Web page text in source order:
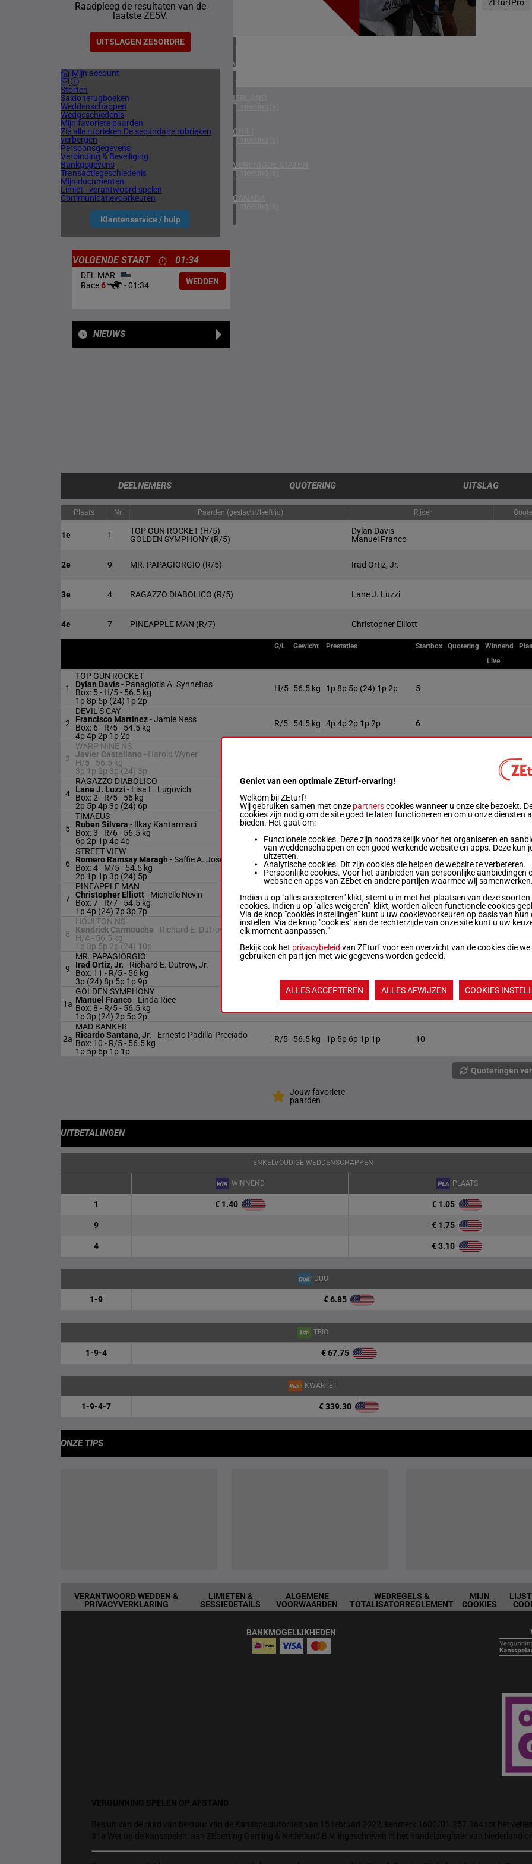
Raadpleeg de resultaten van de
laatste ZE5V.
UITSLAGEN ZE5ORDRE
Mijn account
Storten
Saldo terugboeken
Weddenschappen
Wedgeschiedenis
Mijn favoriete paarden
Zie alle rubrieken De secundaire rubrieken
verbergen
Persoonsgegevens
Verbinding & Beveiliging
Bankgegevens
Transactiegeschiedenis
Mijn documenten
Limiet - verantwoord spelen
Communicatievoorkeuren
Klantenservice / hulp
1 meeting(s)
VERENIGD KONINKRIJK
5 meeting(s)
IERLAND
2 meeting(s)
CHILI
1 meeting(s)
VERENIGDE STATEN
4 meeting(s)
CANADA
1 meeting(s)
ZEturfPro
VOLGENDE START 01:34
DEL MAR
Race6 -01:34 WEDDEN
NIEUWS
DEELNEMERS QUOTERING UITSLAG
Plaats Nr. Paarden (geslacht/leeftijd) Rijder
1e 1 TOP GUN ROCKET (H/5)
GOLDEN SYMPHONY (R/5)
Dylan Davis
Manuel Franco
2e 9 MR. PAPAGIORGIO (R/5) Irad Ortiz, Jr.
3e 4 RAGAZZO DIABOLICO (R/5) Lane J. Luzzi
4e 7 PINEAPPLE MAN (R/7) Christopher Elliott
G/L Gewicht Prestaties Startbox Quotering Winnend
Live
1
TOP GUN ROCKET
Dylan Davis- Panagiotis A. Synnefias
Box: 5 - H/5 - 56.5 kg
1p 8p 5p (24) 1p 2p
H/5 56.5 kg 1p 8p 5p (24) 1p 2p 5
2
DEVIL'S CAY
Francisco Martinez-Jamie Ness
Box: 6 - R/5 - 54.5 kg
4p 4p 2p 1p 2p
R/5 54.5 kg 4p 4p 2p 1p 2p 6
3
WARP NINE NS
Javier Castellano - Harold Wyner
H/5 - 56.5 kg
3p 1p 2p 3p (24) 3p
4
RAGAZZO DIABOLICO
Lane J. Luzzi - Lisa L. Lugovich
Box: 2 - R/5 - 56 kg
2p 5p 4p 3p (24) 6p
R/5 56 kg
5
TIMAEUS
Ruben Silvera - Ilkay Kantarmaci
Box: 3 - R/6 - 56.5 kg
6p 2p 1p 4p 4p
R/6 56.5 kg
6
STREET VIEW
Romero Ramsay Maragh -Saffie A. Joseph, Jr.
Box: 4 - M/5 - 54.5 kg
2p 1p 1p 3p (24) 5p
M/5 54.5 kg 2p 1p 1p 3p (24) 5p 4
7
PINEAPPLE MAN
Christopher Elliott- Michelle Nevin
Box: 7 - R/7 - 54.5 kg
1p 4p (24) 7p 3p 7p
R/7 54.5 kg 1p 4p (24) 7p 3p 7p 7
8
HOULTON NS
Kendrick Carmouche - Richard E. Dutrow, Jr.
H/4 - 56.5 kg
1p 3p 5p 2p (24) 10p
H/4 56.5 kg 1p 3p 5p 2p (24) 10p
9
MR. PAPAGIORGIO
Irad Ortiz, Jr. - Richard E. Dutrow, Jr.
Box: 11 - R/5 - 56 kg
3p (24) 8p 5p 1p 9p
1a
GOLDEN SYMPHONY
Manuel Franco- Linda Rice
Box: 8 - R/5 - 56.5 kg
1p 3p (24) 2p 5p 2p
2a
MAD BANKER
Ricardo Santana, Jr. - Ernesto Padilla-Preciado
Box: 10 - R/5 - 56.5 kg
1p 5p 6p 1p 1p
R/5 56.5 kg 1p 5p 6p 1p 1p 10
Quoteringen
Jouw favoriete
paarden
UITBETALINGEN
ENKELVOUDIGE WEDDENSCHAPPEN
WINNEND PLAATS
1 € 1.40 € 1.05
9 € 1.75
4 € 3.10
DUO
1-9 € 6.85
TRIO
1-9-4 € 67.75
KWARTET
1-9-4-7 € 339.30
ONZE TIPS
VERANTWOORD WEDDEN &
PRIVACYVERKLARING
LIMIETEN &
SESSIEDETAILS
ALGEMENE
VOORWAARDEN
WEDREGELS &
TOTALISATORREGLEMENT
MIJN
COOKIES
BANKMOGELIJKHEDEN
VERGUNNING SPELEN OP AFSTAND
Besluit van de raad van bestuur van de Kansspelautoriteit van 15 februari 2022, kenmerk 1600/01.257.364 tot het
31a Wet op de kansspelen, aan ZEbetting Gaming & Nederland B.V. ingeschreven in het handelsregister van Nederland
Geniet van een optimale ZEturf-ervaring!
Welkom bij ZEturf!
Wij gebruiken samen met onze partnerscookies wanneer u onze site bezoekt.
cookies zijn nodig om de site goed te laten functioneren en om u onze diensten
bieden. Het gaat om:
Functionele cookies. Deze zijn noodzakelijk voor het organiseren en
van weddenschappen en een goed werkende website en apps. Deze kun
uitzetten.
Analytische cookies. Dit zijn cookies die helpen de website te verbeteren.
Persoonlijke cookies. Voor het aanbieden van persoonlijke aanbiedingen
website en apps van ZEbet en andere partijen waarmee wij
Indien u op "alles accepteren" klikt, stemt u in met het plaatsen van deze soorten
cookies. Indien u op "alles weigeren" klikt, worden alleen functionele cookies
Via de knop "cookies instellingen" kunt u uw cookievoorkeuren op basis van hun
instellen. Via de knop "cookies" aan de rechterzijde van onze site kunt u uw
elk moment aanpassen."
Bekijk ook het privacybeleid van ZEturf voor een overzicht van de cookies die we
gebruiken en partijen met wie gegevens worden gedeeld.
ALLES ACCEPTEREN ALLES AFWIJZEN COOKIES